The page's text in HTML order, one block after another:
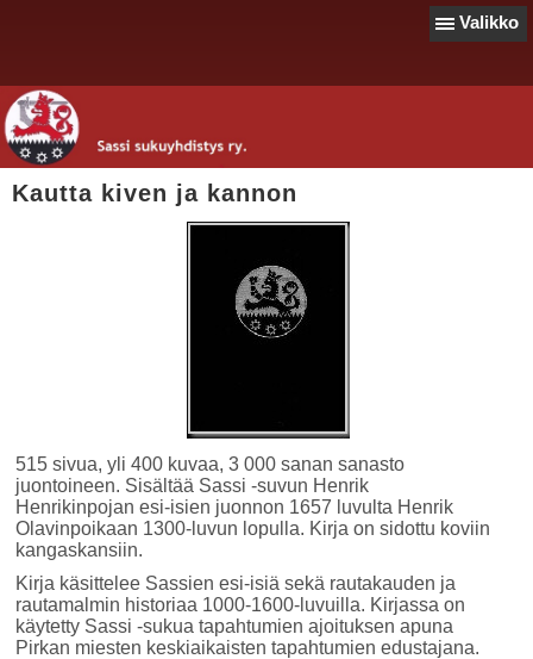
Valikko
Kautta kiven ja kannon
515 sivua, yli 400 kuvaa, 3 000 sanan sanasto
juontoineen. Sisältää Sassi -suvun Henrik
Henrikinpojan esi-isien juonnon 1657 luvulta Henrik
Olavinpoikaan 1300-luvun lopulla. Kirja on sidottu koviin
kangaskansiin.
Kirja käsittelee Sassien esi-isiä sekä rautakauden ja
rautamalmin historiaa 1000-1600-luvuilla. Kirjassa on
käytetty Sassi -sukua tapahtumien ajoituksen apuna
Pirkan miesten keskiaikaisten tapahtumien edustajana.